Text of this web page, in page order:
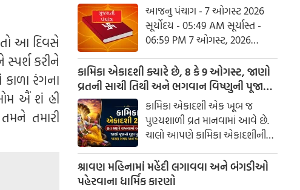
આ દિવસે
કરીને
રંગના
ઐં શં હ્રીં
તમારી
આજનુ પંચાગ - 7 ઓગસ્ટ 2026
સૂર્યોદય - 05:49 AM સૂર્યાસ્ત -
06:59 PM 7 ઓગસ્ટ, 2026
શુક્રવાર આષાઢ વદ નોમ - વિક્રમ
સંવત 2082
કામિકા એકાદશી ક્યારે છે, 8 કે 9 ઓગસ્ટ, જાણો
વ્રતની સાચી તિથી અને ભગવાન વિષ્ણુની પૂજાનું
શુભ મુહૂર્ત
કામિકા એકાદશી એક ખૂબ જ
પુણ્યશાળી વ્રત માનવામાં આવે છે.
ચાલો આપણે કામિકા એકાદશીની
ચોક્કસ તારીખ અને આ દિવસે પૂજા
કરવાનો શુભ સમય જાણીએ.
શ્રાવણ મહિનામાં મહેંદી લગાવવા અને બંગડીઓ
પહેરવાના ધાર્મિક કારણો